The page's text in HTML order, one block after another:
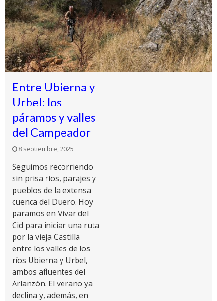
Entre Ubierna y
Urbel: los
páramos y valles
del Campeador
8 septiembre, 2025
Seguimos recorriendo
sin prisa ríos, parajes y
pueblos de la extensa
cuenca del Duero. Hoy
paramos en Vivar del
Cid para iniciar una ruta
por la vieja Castilla
entre los valles de los
ríos Ubierna y Urbel,
ambos afluentes del
Arlanzón. El verano ya
declina y, además, en